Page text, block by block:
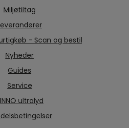
Miljøtiltag
- Scan og bestil
Nyheder
Guides
Service
ultralyd